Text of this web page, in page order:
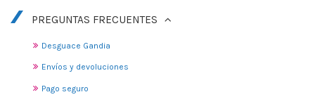
PREGUNTAS FRECUENTES
Desguace Gandia
Envíos y devoluciones
Pago seguro